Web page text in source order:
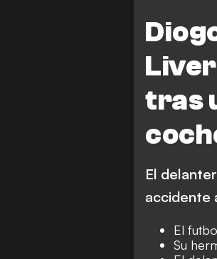
tras
El
accidente
El
Su